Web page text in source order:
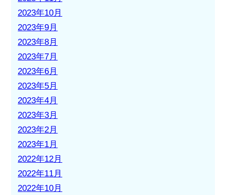
2023年10月
2023年9月
2023年8月
2023年7月
2023年6月
2023年5月
2023年4月
2023年3月
2023年2月
2023年1月
2022年12月
2022年11月
2022年10月